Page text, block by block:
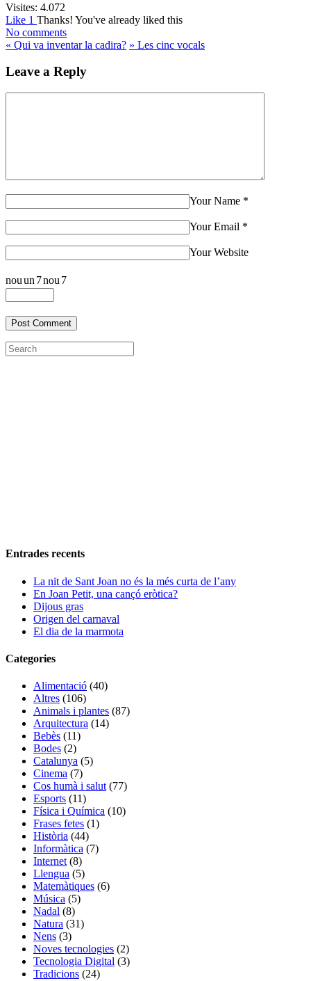
Visites: 4.072
Like 1 Thanks! You've already liked this
No comments
« Qui va inventar la cadira? » Les cinc vocals
Leave a Reply
Your Name *
Your Email *
Your Website
nouun7nou7
Entrades recents
La nit de Sant Joan no és la més curta de l’any
En Joan Petit, una cançó eròtica?
Dijous gras
Origen del carnaval
El dia de la marmota
Categories
Alimentació (40)
Altres (106)
Animals i plantes (87)
Arquitectura (14)
Bebès (11)
Bodes (2)
Catalunya (5)
Cinema (7)
Cos humà i salut (77)
Esports (11)
Física i Química (10)
Frases fetes (1)
Història (44)
Informàtica (7)
Internet (8)
Llengua (5)
Matemàtiques (6)
Música (5)
Nadal (8)
Natura (31)
Nens (3)
Noves tecnologies (2)
Tecnologia Digital (3)
Tradicions (24)